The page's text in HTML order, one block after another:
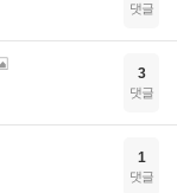
댓글
3
댓글
1
댓글